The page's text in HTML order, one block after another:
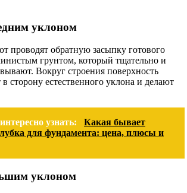
уклоном
проводят обратную засыпку готового
грунтом, который тщательно и
Вокруг строения поверхность
сторону естественного уклона и делают
узнать:
Какая бывает
для фундамента: цена, плюсы и
уклоном